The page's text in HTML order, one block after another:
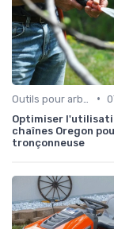
•
Optimiser
chaînes Oregon
tronçonneuse